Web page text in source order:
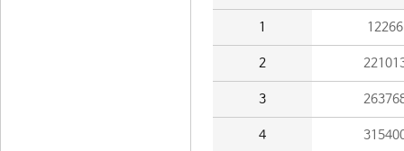
1 12266
2
3
4